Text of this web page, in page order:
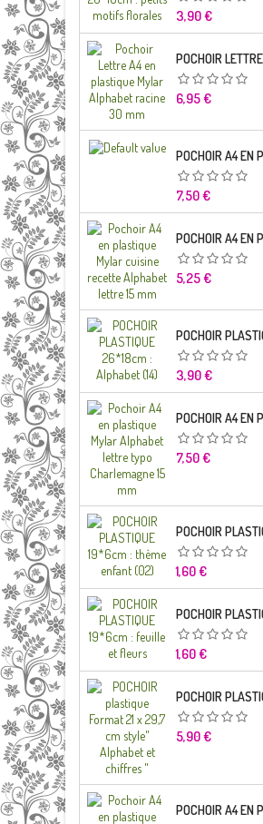
Prix
3,90 €
Prix
6,95 €
Prix
7,50 €
Prix
5,25 €
Prix
3,90 €
Prix
7,50 €
Prix
1,60 €
Prix
1,60 €
Prix
5,90 €